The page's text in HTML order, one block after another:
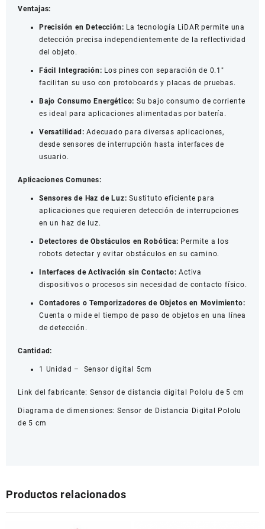
Ventajas:
Precisión en Detección: La tecnología LiDAR permite una
detección precisa independientemente de la reflectividad
del objeto.
Fácil Integración: Los pines con separación de 0.1″
facilitan su uso con protoboards y placas de pruebas.
Bajo Consumo Energético: Su bajo consumo de corriente
es ideal para aplicaciones alimentadas por batería.
Versatilidad: Adecuado para diversas aplicaciones,
desde sensores de interrupción hasta interfaces de
usuario.
Aplicaciones Comunes:
Sensores de Haz de Luz: Sustituto eficiente para
aplicaciones que requieren detección de interrupciones
en un haz de luz.
Detectores de Obstáculos en Robótica: Permite a los
robots detectar y evitar obstáculos en su camino.
Interfaces de Activación sin Contacto: Activa
dispositivos o procesos sin necesidad de contacto físico.
Contadores o Temporizadores de Objetos en Movimiento:
Cuenta o mide el tiempo de paso de objetos en una línea
de detección.
Cantidad:
1 Unidad – Sensor digital 5cm
Link del fabricante: Sensor de distancia digital Pololu de 5 cm
Diagrama de dimensiones:Sensor de Distancia Digital Pololu
de 5 cm
Productos relacionados